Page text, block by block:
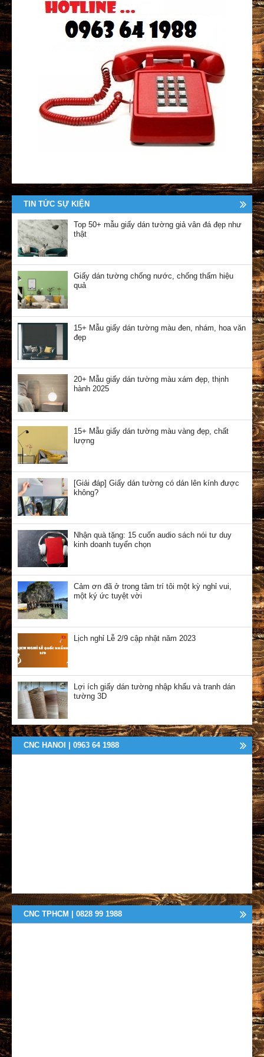
TIN TỨC SỰ KIỆN
Top 50+ mẫu giấy dán tường giả vân đá đẹp như
thật
Giấy dán tường chống nước, chống thấm hiệu
quả
15+ Mẫu giấy dán tường màu đen, nhám, hoa văn
đẹp
20+ Mẫu giấy dán tường màu xám đẹp, thịnh
hành 2025
15+ Mẫu giấy dán tường màu vàng đẹp, chất
lượng
[Giải đáp] Giấy dán tường có dán lên kính được
không?
Nhận quà tặng: 15 cuốn audio sách nói tư duy
kinh doanh tuyển chọn
Cảm ơn đã ở trong tâm trí tôi một kỳ nghỉ vui,
một ký ức tuyệt vời
Lịch nghỉ Lễ 2/9 cập nhật năm 2023
Lợi ích giấy dán tường nhập khẩu và tranh dán
tường 3D
CNC HANOI | 0963 64 1988
CNC TPHCM | 0828 99 1988